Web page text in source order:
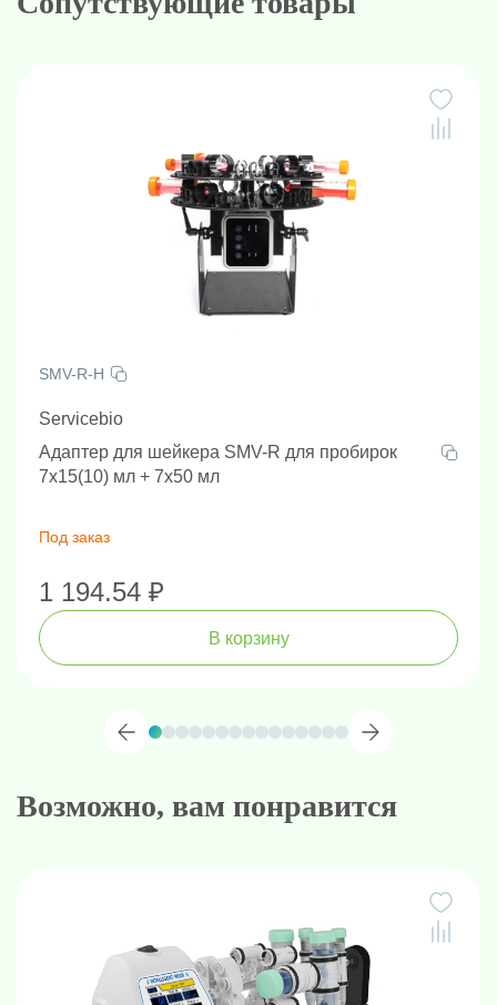
SMV-R-H
Servicebio
Адаптер для шейкера SMV-R для пробирок
7х15(10) мл + 7х50 мл
Под заказ
1 194.54 ₽
В корзину
Возможно, вам понравится